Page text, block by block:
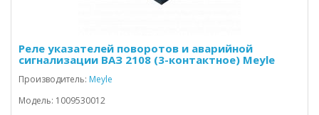
Реле указателей поворотов и аварийной
сигнализации ВАЗ 2108 (3-контактное) Meyle
Производитель: Meyle
Модель: 1009530012